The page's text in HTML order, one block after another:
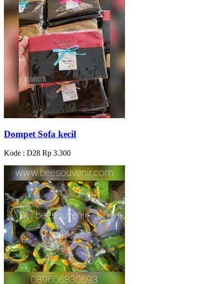
Dompet Sofa kecil
Kode : D28 Rp 3.300